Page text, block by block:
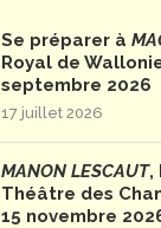
Se préparer à
Royal de
septembre 2026
17 juillet 2026
MANON LESCAUT,
Théâtre des
15 novembre